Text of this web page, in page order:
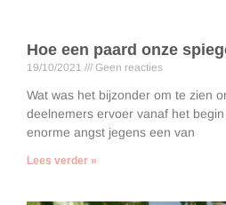
Hoe een paard onze
19/10/2021 Geen reacties
Wat was het bijzonder om te zien
deelnemers ervoer vanaf het
enorme angst jegens een van
Lees verder »